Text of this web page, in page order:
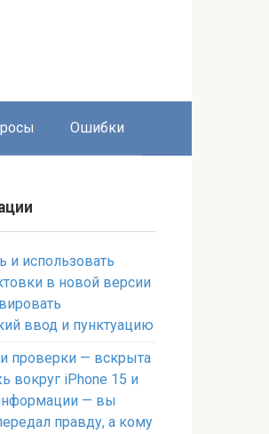
Ошибки
и использовать
в новой версии
ввод и пунктуацию
проверки — вскрыта
вокруг iPhone 15 и
— вы
правду, а кому